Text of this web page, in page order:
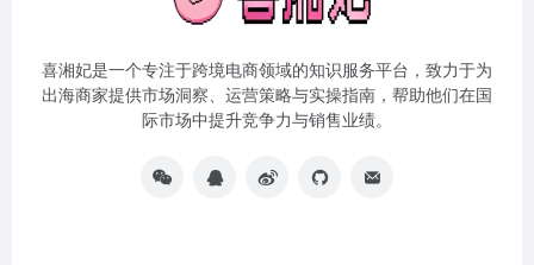
喜湘妃是一个专注于跨境电商领域的知识服务平台，致力于为
出海商家提供市场洞察、运营策略与实操指南，帮助他们在国
际市场中提升竞争力与销售业绩。